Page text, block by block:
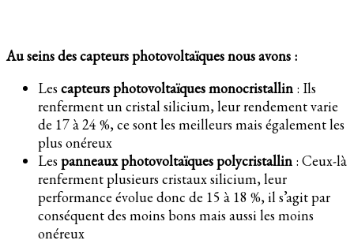
Au seins des capteurs photovoltaïques nous avons :
Les capteurs photovoltaïques monocristallin : Ils
renferment un cristal silicium, leur rendement varie
de 17 à 24 %, ce sont les meilleurs mais également les
plus onéreux
Les panneaux photovoltaïques polycristallin : Ceux-là
renferment plusieurs cristaux silicium, leur
performance évolue donc de 15 à 18 %, il s’agit par
conséquent des moins bons mais aussi les moins
onéreux